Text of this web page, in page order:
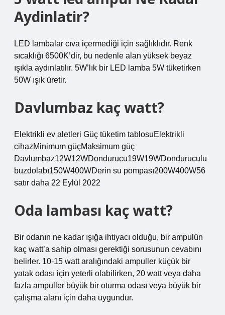
Aydinlatir?
LED lambalar cıva içermediği için sağlıklıdır. Renk
sıcaklığı 6500K’dir, bu nedenle alan yüksek beyaz
ışıkla aydınlatılır. 5W’lık bir LED lamba 5W tüketirken
50W ışık üretir.
Davlumbaz kaç watt?
Elektrikli ev aletleri Güç tüketim tablosuElektrikli
cihazMinimum güçMaksimum güç
Davlumbaz12W12WDondurucu19W19WDonduruculu
buzdolabı150W400WDerin su pompası200W400W56
satır daha 22 Eylül 2022
Oda lambası kaç watt?
Bir odanın ne kadar ışığa ihtiyacı olduğu, bir ampulün
kaç watt’a sahip olması gerektiği sorusunun cevabını
belirler. 10-15 watt aralığındaki ampuller küçük bir
yatak odası için yeterli olabilirken, 20 watt veya daha
fazla ampuller büyük bir oturma odası veya büyük bir
çalışma alanı için daha uygundur.